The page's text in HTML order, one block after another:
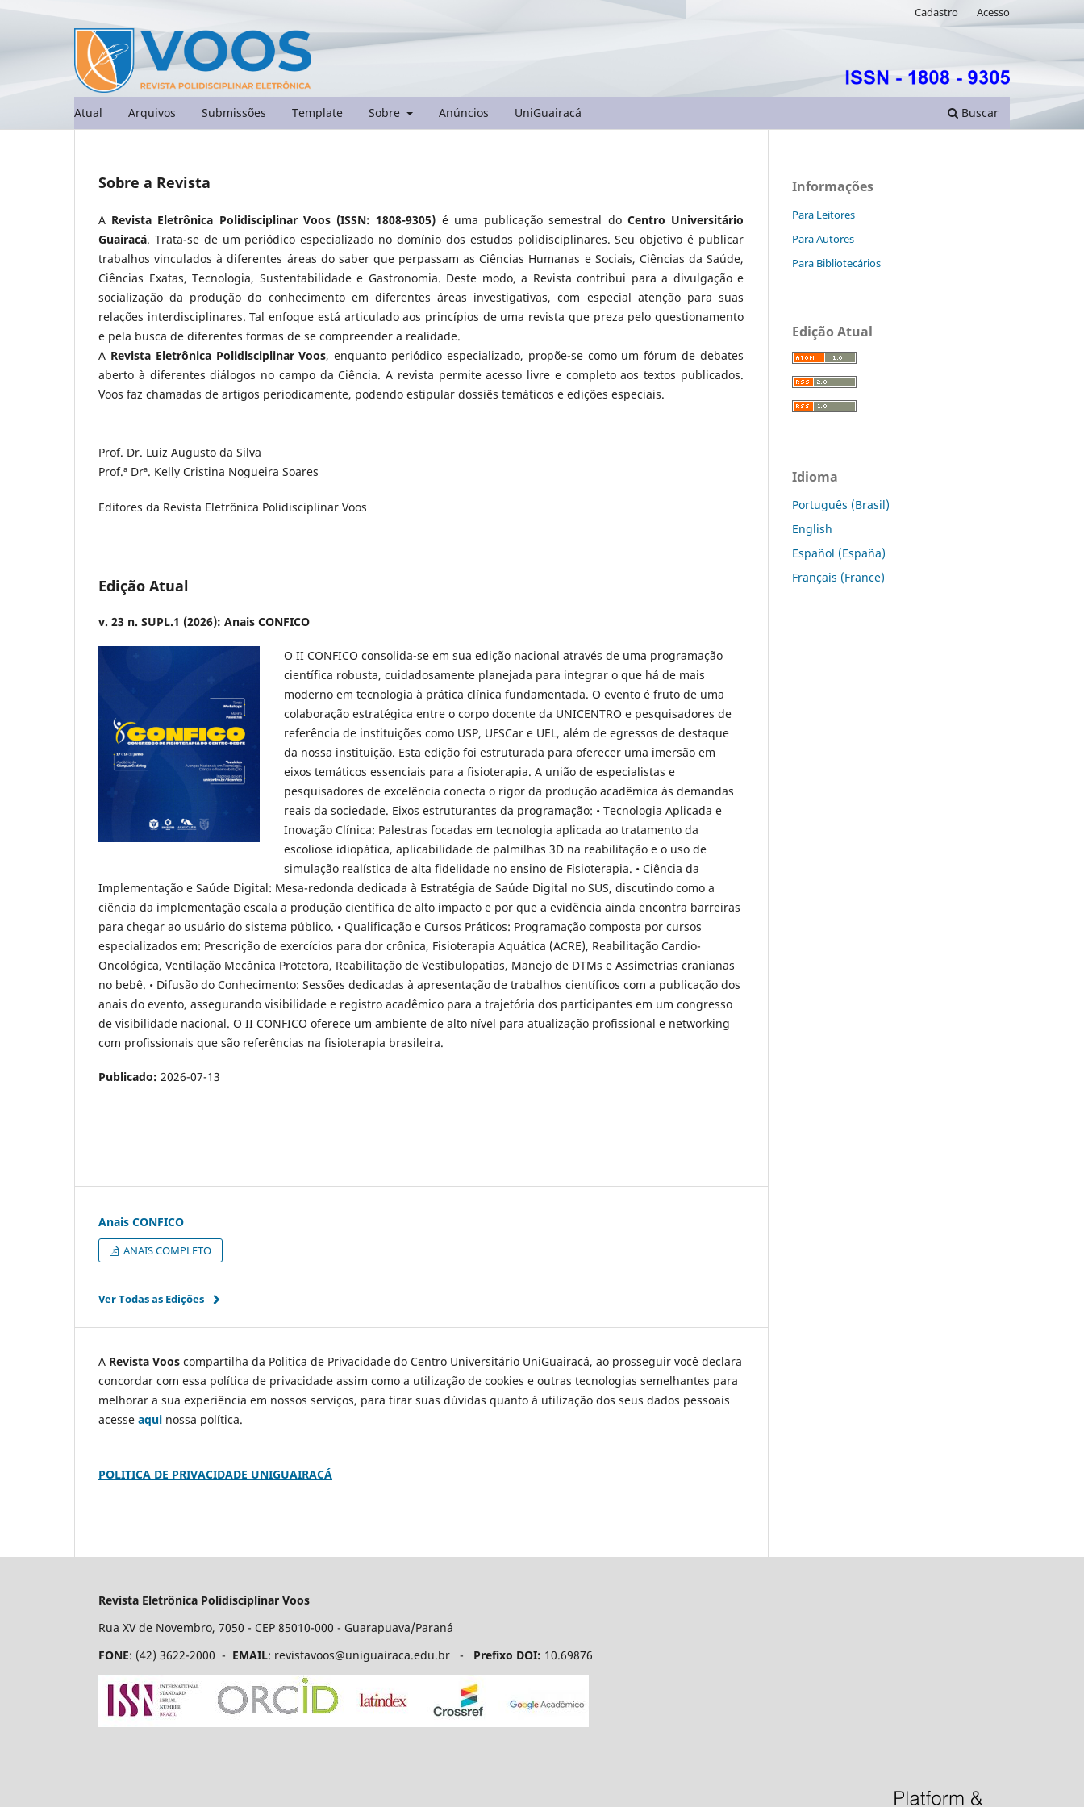
Atual Arquivos Submissões Template Sobre Anúncios UniGuairacá Buscar
Cadastro Acesso
Sobre a Revista
A Revista Eletrônica Polidisciplinar Voos (ISSN: 1808-9305) é uma publicação semestral do Centro Universitário
Guairacá. Trata-se de um periódico especializado no domínio dos estudos polidisciplinares. Seu objetivo é publicar
trabalhos vinculados à diferentes áreas do saber que perpassam as Ciências Humanas e Sociais, Ciências da Saúde,
Ciências Exatas, Tecnologia, Sustentabilidade e Gastronomia. Deste modo, a Revista contribui para a divulgação e
socialização da produção do conhecimento em diferentes áreas investigativas, com especial atenção para suas
relações interdisciplinares. Tal enfoque está articulado aos princípios de uma revista que preza pelo questionamento
e pela busca de diferentes formas de se compreender a realidade.
A Revista Eletrônica Polidisciplinar Voos, enquanto periódico especializado, propõe-se como um fórum de debates
aberto à diferentes diálogos no campo da Ciência. A revista permite acesso livre e completo aos textos publicados.
Voos faz chamadas de artigos periodicamente, podendo estipular dossiês temáticos e edições especiais.
Prof. Dr. Luiz Augusto da Silva
Prof.ª Drª. Kelly Cristina Nogueira Soares
Editores da Revista Eletrônica Polidisciplinar Voos
Edição Atual
v. 23 n. SUPL.1 (2026): Anais CONFICO
O II CONFICO consolida-se em sua edição nacional através de uma programação
científica robusta, cuidadosamente planejada para integrar o que há de mais
moderno em tecnologia à prática clínica fundamentada. O evento é fruto de uma
colaboração estratégica entre o corpo docente da UNICENTRO e pesquisadores de
referência de instituições como USP, UFSCar e UEL, além de egressos de destaque
da nossa instituição. Esta edição foi estruturada para oferecer uma imersão em
eixos temáticos essenciais para a fisioterapia. A união de especialistas e
pesquisadores de excelência conecta o rigor da produção acadêmica às demandas
reais da sociedade. Eixos estruturantes da programação: • Tecnologia Aplicada e
Inovação Clínica: Palestras focadas em tecnologia aplicada ao tratamento da
escoliose idiopática, aplicabilidade de palmilhas 3D na reabilitação e o uso de
simulação realística de alta fidelidade no ensino de Fisioterapia. • Ciência da
Implementação e Saúde Digital: Mesa-redonda dedicada à Estratégia de Saúde Digital no SUS, discutindo como a
ciência da implementação escala a produção científica de alto impacto e por que a evidência ainda encontra barreiras
para chegar ao usuário do sistema público. • Qualificação e Cursos Práticos: Programação composta por cursos
especializados em: Prescrição de exercícios para dor crônica, Fisioterapia Aquática (ACRE), Reabilitação Cardio-
Oncológica, Ventilação Mecânica Protetora, Reabilitação de Vestibulopatias, Manejo de DTMs e Assimetrias cranianas
no bebê. • Difusão do Conhecimento: Sessões dedicadas à apresentação de trabalhos científicos com a publicação dos
anais do evento, assegurando visibilidade e registro acadêmico para a trajetória dos participantes em um congresso
de visibilidade nacional. O II CONFICO oferece um ambiente de alto nível para atualização profissional e networking
com profissionais que são referências na fisioterapia brasileira.
Publicado: 2026-07-13
Anais CONFICO
ANAIS COMPLETO
Ver Todas as Edições
A Revista Voos compartilha da Politica de Privacidade do Centro Universitário UniGuairacá, ao prosseguir você declara
concordar com essa política de privacidade assim como a utilização de cookies e outras tecnologias semelhantes para
melhorar a sua experiência em nossos serviços, para tirar suas dúvidas quanto à utilização dos seus dados pessoais
acesse aqui nossa política.
POLITICA DE PRIVACIDADE UNIGUAIRACÁ
Informações
Para Leitores
Para Autores
Para Bibliotecários
Edição Atual
Idioma
Português (Brasil)
English
Español (España)
Français (France)
Revista Eletrônica Polidisciplinar Voos
Rua XV de Novembro, 7050 - CEP 85010-000 - Guarapuava/Paraná
FONE: (42) 3622-2000 - EMAIL: revistavoos@uniguairaca.edu.br - Prefixo DOI: 10.69876